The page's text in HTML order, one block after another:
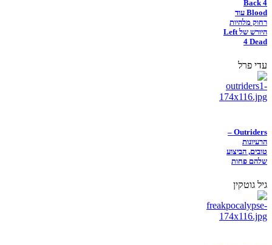
Back 4
Blood עוד
רחוק מלהיות
היורש של Left
4 Dead
עדי פרל
Outriders –
הרעיונות
טובים, הביצוע
שלהם פחות
גיל גוטקין